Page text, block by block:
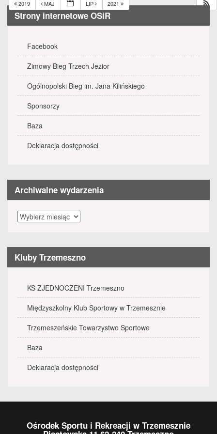
2019 MAJ LIP 2021
Strony internetowe OSiR
Facebook
Zimowy Bieg Trzech Jezior
Ogólnopolski Bieg im. Jana Kilińskiego
Sponsorzy
Baza
Deklaracja dostępności
Archiwalne wydarzenia
Archiwalne
wydarzenia
Kluby Trzemeszno
KS ZJEDNOCZENI Trzemeszno
Międzyszkolny Klub Sportowy w Trzemesznie
Trzemeszeńskie Towarzystwo Sportowe
Baza
Deklaracja dostępności
Ośrodek Sportu i Rekreacji w Trzemesznie